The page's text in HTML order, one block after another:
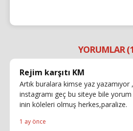
YORUMLAR
Rejim karşıtı KM
Artık buralara kimse yaz yazamıyor
instagramı geç bu siteye bile yorum
inin köleleri olmuş herkes,paralize.
1 ay önce